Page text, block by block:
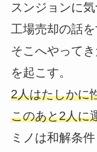
スンジョンに
工場売却の話を
そこへやって
を起こす。
2人はたしかに
このあと2人に
ミノは和解条